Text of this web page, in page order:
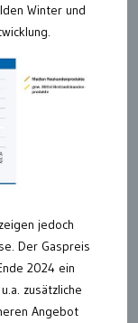
Winter und
jedoch
Der Gaspreis
2024 ein
zusätzliche
Angebot